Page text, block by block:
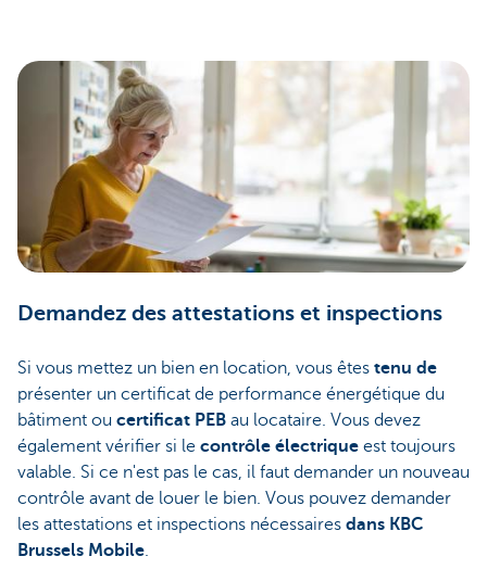
Demandez des attestations et inspections
Si vous mettez un bien en location, vous êtes tenu de
présenter un certificat de performance énergétique du
bâtiment ou certificat PEB au locataire. Vous devez
également vérifier si le contrôle électrique est toujours
valable. Si ce n'est pas le cas, il faut demander un nouveau
contrôle avant de louer le bien. Vous pouvez demander
les attestations et inspections nécessaires dans KBC
Brussels Mobile.